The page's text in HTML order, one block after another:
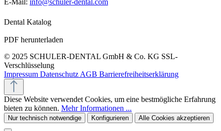
E-Mail: info@schuler-dental.com
Dental Katalog
PDF herunterladen
© 2025 SCHULER-DENTAL GmbH & Co. KG SSL-
Verschlüsselung
Impressum Datenschutz AGB Barrierefreiheitserklärung
Diese Website verwendet Cookies, um eine bestmögliche Erfahrung
bieten zu können. Mehr Informationen ...
Nur technisch notwendige Konfigurieren Alle Cookies akzeptieren